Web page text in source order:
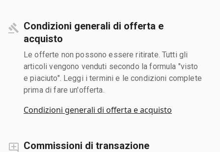
Condizioni generali di offerta e
acquisto
Le offerte non possono essere ritirate. Tutti gli
articoli vengono venduti secondo la formula "visto
e piaciuto". Leggi i termini e le condizioni complete
prima di fare un'offerta.
Condizioni generali di offerta e acquisto
Commissioni di transazione